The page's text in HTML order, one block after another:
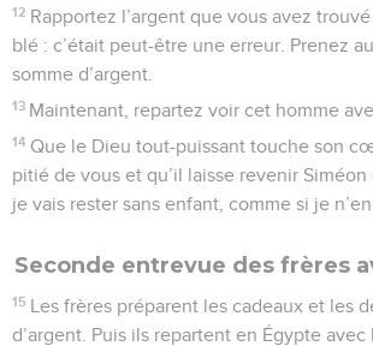
12 Rapportez l’argent que vous avez
blé : c’était peut-être une erreur. Prenez
somme d’argent.
13 Maintenant, repartez voir cet homme
14 Que le Dieu tout-puissant touche son
pitié de vous et qu’il laisse revenir Siméon
je vais rester sans enfant, comme si je
Seconde entrevue des frères
15 Les frères préparent les cadeaux et les
d’argent. Puis ils repartent en Égypte avec